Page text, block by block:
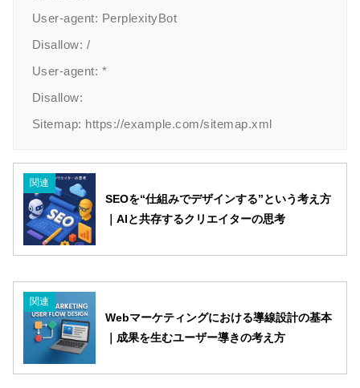
User-agent: PerplexityBot
Disallow: /
User-agent: *
Disallow:
Sitemap: https://example.com/sitemap.xml
関連
SEOを“仕組みでデザインする”という考え方
｜AIと共存するクリエイターの思考
関連
Webマーケティングにおける導線設計の基本
｜成果を生むユーザー導きの考え方